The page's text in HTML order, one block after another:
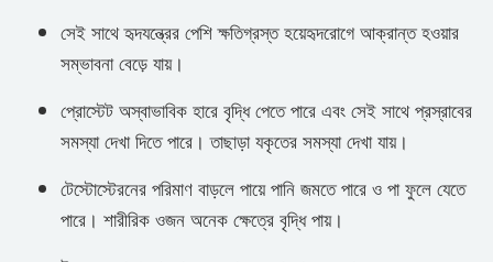
সেই সাথে হৃদযন্ত্রের পেশি ক্ষতিগ্রস্ত হয়েহৃদরোগে আক্রান্ত হওয়ার
সম্ভাবনা বেড়ে যায়।
প্রোস্টেট অস্বাভাবিক হারে বৃদ্ধি পেতে পারে এবং সেই সাথে প্রস্রাবের
সমস্যা দেখা দিতে পারে। তাছাড়া যকৃতের সমস্যা দেখা যায়।
টেস্টোস্টেরনের পরিমাণ বাড়লে পায়ে পানি জমতে পারে ও পা ফুলে যেতে
পারে। শারীরিক ওজন অনেক ক্ষেত্রে বৃদ্ধি পায়।